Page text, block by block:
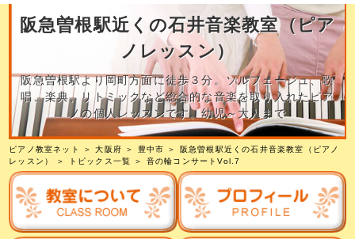
阪急曽根駅近くの石井音楽教室（ピア
ノレッスン）
阪急曽根駅より岡町方面に徒歩３分。ソルフェージュ、歌
唱、楽典、リトミックなど総合的な音楽を取り入れたピア
ノの個人レッスンです。幼児～大人まで
ピアノ教室ネット ＞大阪府 ＞ 豊中市 ＞ 阪急曽根駅近くの石井音楽教室（ピアノ
レッスン）
＞ トピックス一覧 ＞ 音の輪コンサートVol.7